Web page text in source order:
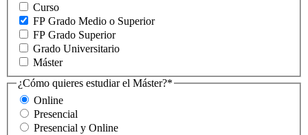
Curso
FP Grado Medio o Superior
FP Grado Superior
Grado Universitario
Máster
¿Cómo quieres estudiar el Máster?*
Online
Presencial
Presencial y Online